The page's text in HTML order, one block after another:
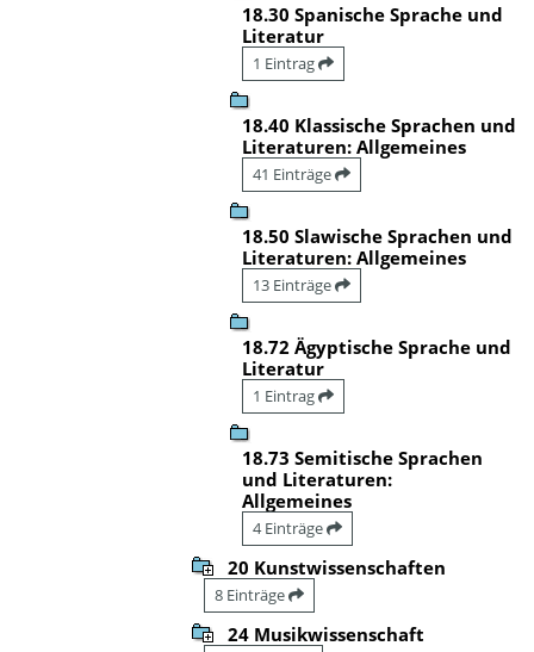
18.30 Spanische Sprache und
Literatur
1 Eintrag
18.40 Klassische Sprachen und
Literaturen: Allgemeines
41 Einträge
18.50 Slawische Sprachen und
Literaturen: Allgemeines
13 Einträge
18.72 Ägyptische Sprache und
Literatur
1 Eintrag
18.73 Semitische Sprachen
und Literaturen:
Allgemeines
4 Einträge
20 Kunstwissenschaften
8 Einträge
24 Musikwissenschaft